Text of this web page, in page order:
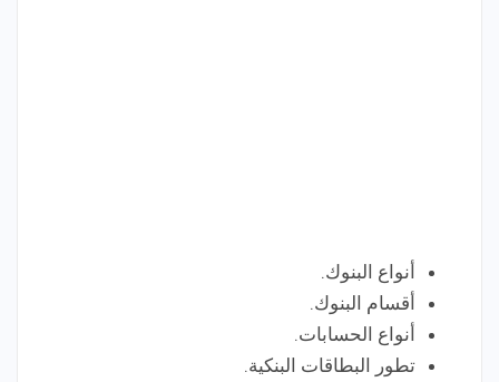
أنواع البنوك.
أقسام البنوك.
أنواع الحسابات.
تطور البطاقات البنكية.